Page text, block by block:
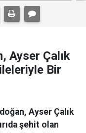
Ayser Çalık
Bir
Ayser Çalık
şehit olan